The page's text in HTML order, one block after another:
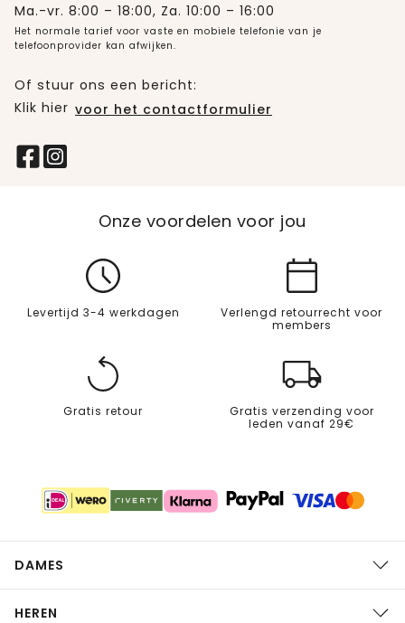
Ma.-vr. 8:00 – 18:00, Za. 10:00 – 16:00
Het normale tarief voor vaste en mobiele telefonie van je
telefoonprovider kan afwijken.
Of stuur ons een bericht:
Klik hier voor het contactformulier
Onze voordelen voor jou
Levertijd 3-4 werkdagen
Verlengd retourrecht voor
members
Gratis retour
Gratis verzending voor
leden vanaf 29€
DAMES
HEREN